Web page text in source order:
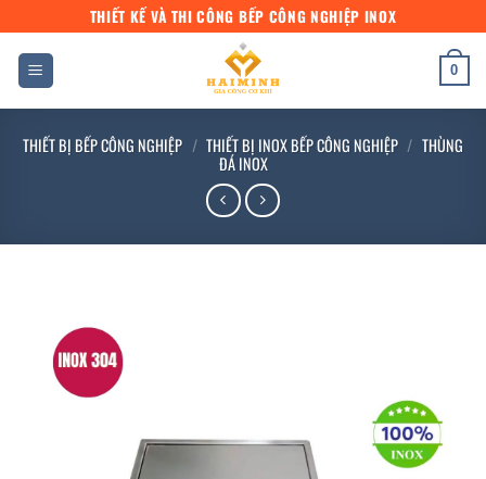
qua
dung
THIẾT KẾ VÀ THI CÔNG BẾP CÔNG NGHIỆP INOX
0
THIẾT BỊ BẾP CÔNG NGHIỆP / THIẾT BỊ INOX BẾP CÔNG NGHIỆP / THÙNG
ĐÁ INOX